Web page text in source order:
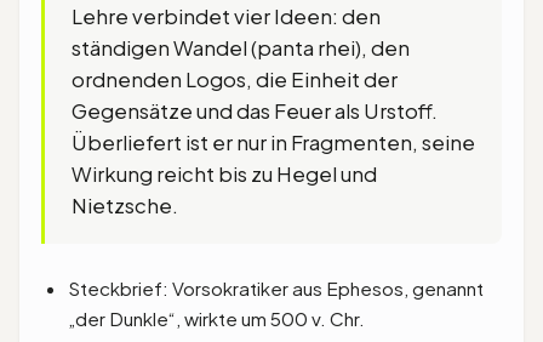
Lehre verbindet vier Ideen: den
ständigen Wandel (panta rhei), den
ordnenden Logos, die Einheit der
Gegensätze und das Feuer als Urstoff.
Überliefert ist er nur in Fragmenten, seine
Wirkung reicht bis zu Hegel und
Nietzsche.
Steckbrief: Vorsokratiker aus Ephesos, genannt
„der Dunkle“, wirkte um 500 v. Chr.